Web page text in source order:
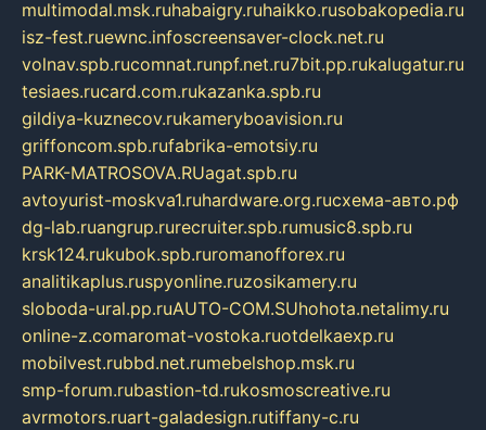
multimodal.msk.ruhabaigry.ruhaikko.rusobakopedia.ru
isz-fest.ruewnc.infoscreensaver-clock.net.ru
volnav.spb.rucomnat.runpf.net.ru7bit.pp.rukalugatur.ru
tesiaes.rucard.com.rukazanka.spb.ru
gildiya-kuznecov.rukameryboavision.ru
griffoncom.spb.rufabrika-emotsiy.ru
PARK-MATROSOVA.RUagat.spb.ru
avtoyurist-moskva1.ruhardware.org.ruсхема-авто.рф
dg-lab.ruangrup.rurecruiter.spb.rumusic8.spb.ru
krsk124.rukubok.spb.ruromanofforex.ru
analitikaplus.ruspyonline.ruzosikamery.ru
sloboda-ural.pp.ruAUTO-COM.SUhohota.netalimy.ru
online-z.comaromat-vostoka.ruotdelkaexp.ru
mobilvest.rubbd.net.rumebelshop.msk.ru
smp-forum.rubastion-td.rukosmoscreative.ru
avrmotors.ruart-galadesign.rutiffany-c.ru